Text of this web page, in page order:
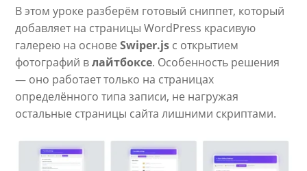
В этом уроке разберём готовый сниппет, который
добавляет на страницы WordPress красивую
галерею на основеSwiper.js с открытием
фотографий влайтбоксе. Особенность решения
— оно работает только на страницах
определённого типа записи, не нагружая
остальные страницы сайта лишними скриптами.